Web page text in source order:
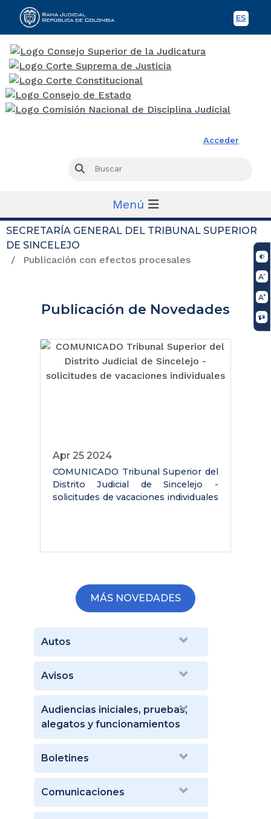
ES
Acceder
Buscar
Menú
SECRETARÍA GENERAL DEL TRIBUNAL SUPERIOR
DE SINCELEJO
Publicación con efectos procesales
Publicación de Novedades
Apr 25 2024
COMUNICADO Tribunal Superior del
Distrito Judicial de Sincelejo -
solicitudes de vacaciones individuales
MÁS NOVEDADES
Autos
Avisos
Audiencias iniciales, pruebas,
alegatos y funcionamientos
Boletines
Comunicaciones